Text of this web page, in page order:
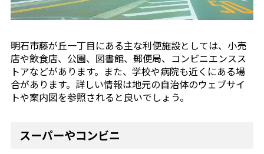
明石市藤が丘一丁目にある主な利便施設としては、小売
店や飲食店、公園、図書館、郵便局、コンビニエンスス
トアなどがあります。また、学校や病院も近くにある場
合があります。詳しい情報は地元の自治体のウェブサイ
トや案内図を参照されると良いでしょう。
スーパーやコンビニ